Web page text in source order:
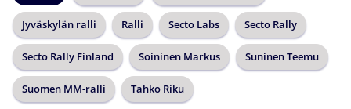
Jyväskylän ralli Ralli Secto Labs Secto Rally
Secto Rally Finland Soininen Markus Suninen Teemu
Suomen MM-ralli Tahko Riku